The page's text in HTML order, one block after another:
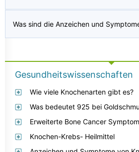
Was sind die Anzeichen und
Gesundheitswissenschaften
Wie viele Knochenarten gibt es?
Was bedeutet 925 bei
Erweiterte Bone Cancer
Knochen-Krebs- Heilmittel